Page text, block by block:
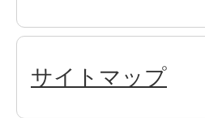
サイトマップ